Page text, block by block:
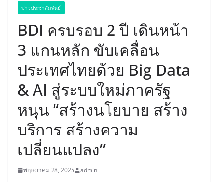
ข่าวประชาสัมพันธ์
BDI ครบรอบ 2 ปี เดินหน้า
3 แกนหลัก ขับเคลื่อน
ประเทศไทยด้วย Big Data
& AI สู่ระบบใหม่ภาครัฐ
หนุน “สร้างนโยบาย สร้าง
บริการ สร้างความ
เปลี่ยนแปลง”
พฤษภาคม 28, 2025 admin